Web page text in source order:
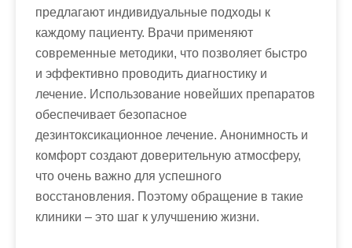
предлагают индивидуальные подходы к
каждому пациенту. Врачи применяют
современные методики, что позволяет быстро
и эффективно проводить диагностику и
лечение. Использование новейших препаратов
обеспечивает безопасное
дезинтоксикационное лечение. Анонимность и
комфорт создают доверительную атмосферу,
что очень важно для успешного
восстановления. Поэтому обращение в такие
клиники – это шаг к улучшению жизни.